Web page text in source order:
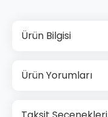
Ürün Bilgisi
Ürün Yorumları